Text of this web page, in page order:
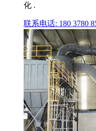
化 .
联系电话: 180 3780